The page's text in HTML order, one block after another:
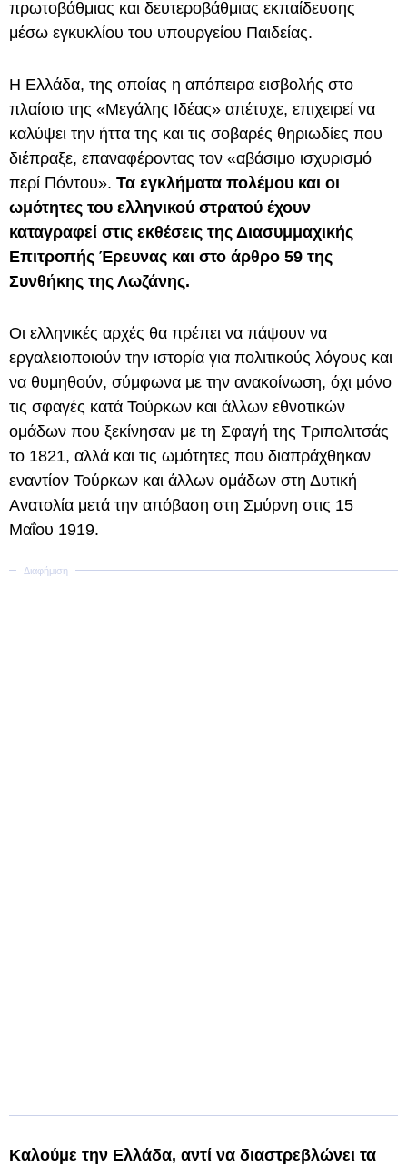
πρωτοβάθμιας και δευτεροβάθμιας εκπαίδευσης
μέσω εγκυκλίου του υπουργείου Παιδείας.
Η Ελλάδα, της οποίας η απόπειρα εισβολής στο
πλαίσιο της «Μεγάλης Ιδέας» απέτυχε, επιχειρεί να
καλύψει την ήττα της και τις σοβαρές θηριωδίες που
διέπραξε, επαναφέροντας τον «αβάσιμο ισχυρισμό
περί Πόντου». Τα εγκλήματα πολέμου και οι
ωμότητες του ελληνικού στρατού έχουν
καταγραφεί στις εκθέσεις της Διασυμμαχικής
Επιτροπής Έρευνας και στο άρθρο 59 της
Συνθήκης της Λωζάνης.
Οι ελληνικές αρχές θα πρέπει να πάψουν να
εργαλειοποιούν την ιστορία για πολιτικούς λόγους και
να θυμηθούν, σύμφωνα με την ανακοίνωση, όχι μόνο
τις σφαγές κατά Τούρκων και άλλων εθνοτικών
ομάδων που ξεκίνησαν με τη Σφαγή της Τριπολιτσάς
το 1821, αλλά και τις ωμότητες που διαπράχθηκαν
εναντίον Τούρκων και άλλων ομάδων στη Δυτική
Ανατολία μετά την απόβαση στη Σμύρνη στις 15
Μαΐου 1919.
Καλούμε την Ελλάδα, αντί να διαστρεβλώνει τα